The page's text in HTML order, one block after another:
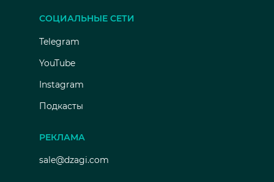
СОЦИАЛЬНЫЕ СЕТИ
Telegram
YouTube
Instagram
Подкасты
РЕКЛАМА
sale@dzagi.com